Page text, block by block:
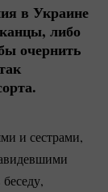
в Украине
либо
очернить
и сестрами,